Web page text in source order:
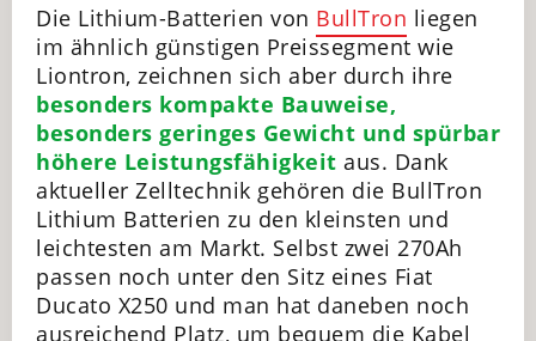
Die Lithium-Batterien von BullTron liegen
im ähnlich günstigen Preissegment wie
Liontron, zeichnen sich aber durch ihre
besonders kompakte Bauweise,
besonders geringes Gewicht und spürbar
höhere Leistungsfähigkeit aus. Dank
aktueller Zelltechnik gehören die BullTron
Lithium Batterien zu den kleinsten und
leichtesten am Markt. Selbst zwei 270Ah
passen noch unter den Sitz eines Fiat
Ducato X250 und man hat daneben noch
ausreichend Platz, um bequem die Kabel